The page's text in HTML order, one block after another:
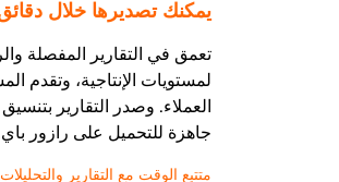
يمكنك تصديرها خلال
تعمق في التقارير المفصلة
لمستويات الإنتاجية، وتقدم
جاهزة للتحميل على رازور
متتبع الوقت مع التقارير والتحليلات